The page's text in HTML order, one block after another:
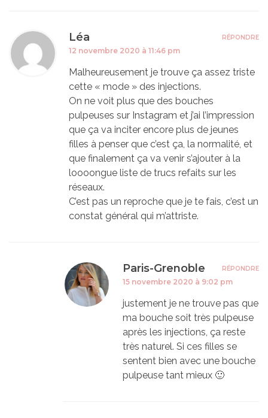
Léa
12 novembre 2020 à 11:46 pm
Malheureusement je trouve ça assez triste
cette « mode » des injections.
On ne voit plus que des bouches
pulpeuses sur Instagram et j’ai l’impression
que ça va inciter encore plus de jeunes
filles à penser que c’est ça, la normalité, et
que finalement ça va venir s’ajouter à la
loooongue liste de trucs refaits sur les
réseaux.
C’est pas un reproche que je te fais, c’est un
constat général qui m’attriste.
RÉPONDRE
Paris-Grenoble
15 novembre 2020 à 9:02 pm
justement je ne trouve pas que
ma bouche soit très pulpeuse
après les injections, ça reste
très naturel. Si ces filles se
sentent bien avec une bouche
pulpeuse tant mieux 🙂
RÉPONDRE